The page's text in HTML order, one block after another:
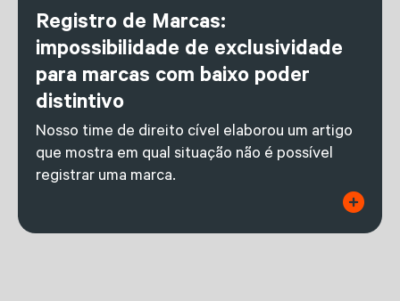
Registro de Marcas:
impossibilidade de exclusividade
para marcas com baixo poder
distintivo
Nosso time de direito cível elaborou um artigo
que mostra em qual situação não é possível
registrar uma marca.